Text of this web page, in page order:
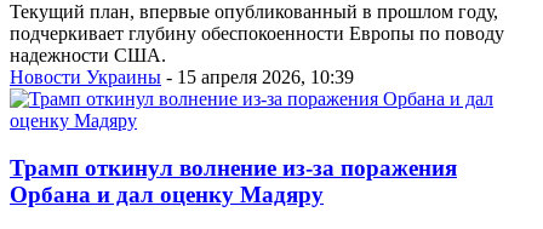
Текущий план, впервые опубликованный в прошлом году,
подчеркивает глубину обеспокоенности Европы по поводу
надежности США.
Новости Украины - 15 апреля 2026, 10:39
Трамп откинул волнение из-за поражения
Орбана и дал оценку Мадяру